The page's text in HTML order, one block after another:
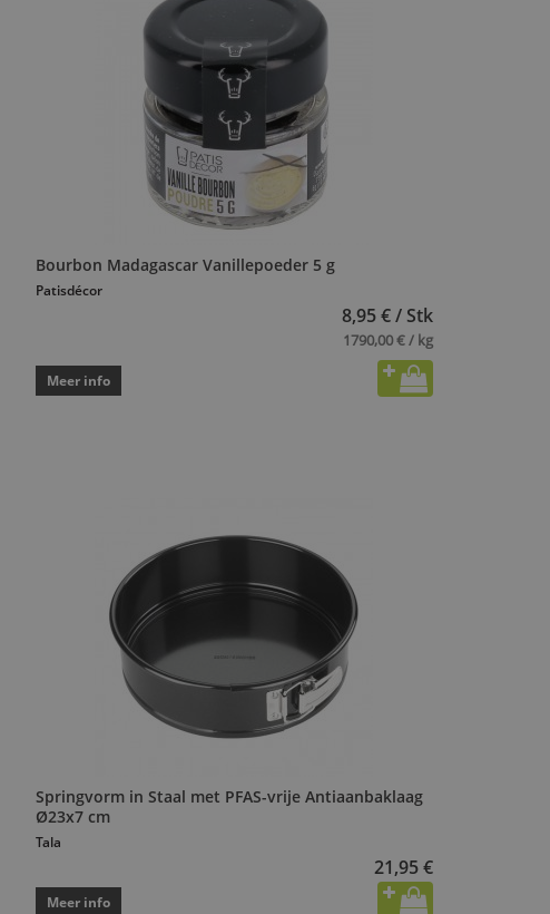
Bourbon Madagascar Vanillepoeder 5 g
Patisdécor
8,95 € / Stk
1790,00 € / kg
Meer info
Springvorm in Staal met PFAS-vrije Antiaanbaklaag
Ø23x7 cm
Tala
21,95 €
Meer info